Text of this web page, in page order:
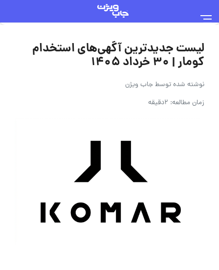
لیست جدیدترین آگهی‌های استخدام
کومار | ۳۰ خرداد ۱۴۰۵
نوشته شده توسطجاب ویژن
زمان مطالعه: 2دقیقه